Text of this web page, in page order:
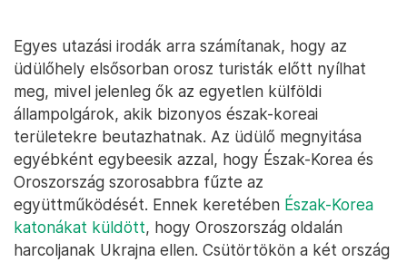
Egyes utazási irodák arra számítanak, hogy az
üdülőhely elsősorban orosz turisták előtt nyílhat
meg, mivel jelenleg ők az egyetlen külföldi
állampolgárok, akik bizonyos észak-koreai
területekre beutazhatnak. Az üdülő megnyitása
egyébként egybeesik azzal, hogy Észak-Korea és
Oroszország szorosabbra fűzte az
együttműködését. Ennek keretében Észak-Korea
katonákat küldött, hogy Oroszország oldalán
harcoljanak Ukrajna ellen. Csütörtökön a két ország